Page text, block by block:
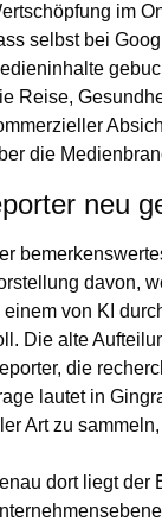
im
selbst bei
Reise,
die
neu
davon,
einem von KI
Die alte
die
lautet in
Art zu
dort liegt der